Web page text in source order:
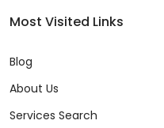
Most Visited Links
Blog
About Us
Services Search